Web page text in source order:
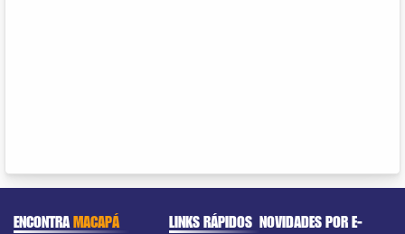
ENCONTRAMACAPÁ LINKS RÁPIDOS NOVIDADES POR E-